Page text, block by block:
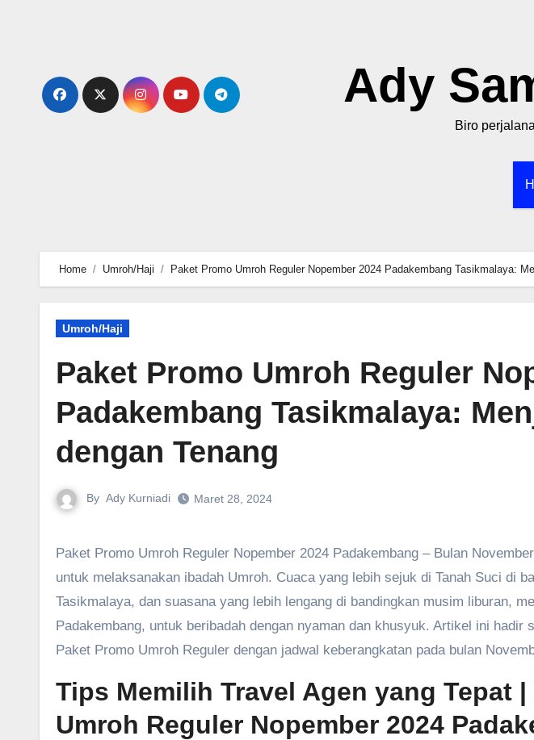
Ady
Biro
Home Umroh/Haji Paket Promo Umroh Reguler Nopember 2024 Padakembang Tasikmalaya:
Umroh/Haji
Paket Promo Umroh Reguler
Padakembang Tasikmalaya:
dengan Tenang
By Ady Kurniadi Maret 28, 2024
Paket Promo Umroh Reguler Nopember 2024 Padakembang – Bulan November 2024 menawarkan kesempatan emas
untuk melaksanakan ibadah Umroh. Cuaca yang lebih sejuk di Tanah Suci di
Tasikmalaya, dan suasana yang lebih lengang di bandingkan musim liburan,
Padakembang, untuk beribadah dengan nyaman dan khusyuk. Artikel ini hadir
Paket Promo Umroh Reguler dengan jadwal keberangkatan pada bulan
Tips Memilih Travel Agen yang Tepat |
Umroh Reguler Nopember 2024